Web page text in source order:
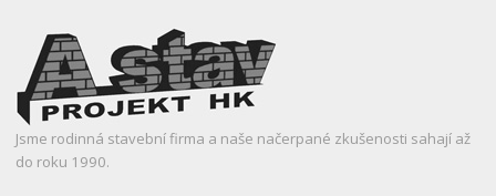
Jsme rodinná stavební firma a naše načerpané zkušenosti sahají až
do roku 1990.